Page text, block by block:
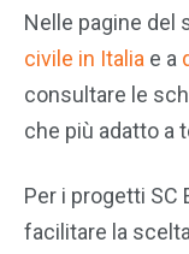
Nelle pagine del
civile in Italia e a
consultare le
che più adatto a
Per i progetti SC
facilitare la